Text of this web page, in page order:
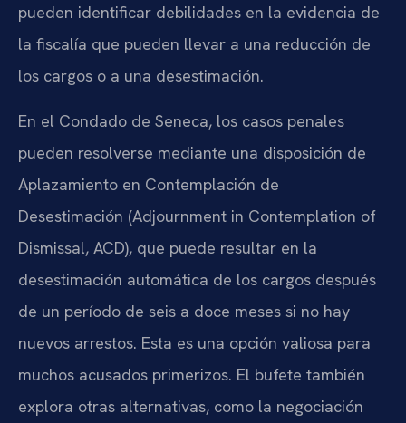
pueden identificar debilidades en la evidencia de
la fiscalía que pueden llevar a una reducción de
los cargos o a una desestimación.
En el Condado de Seneca, los casos penales
pueden resolverse mediante una disposición de
Aplazamiento en Contemplación de
Desestimación (Adjournment in Contemplation of
Dismissal, ACD), que puede resultar en la
desestimación automática de los cargos después
de un período de seis a doce meses si no hay
nuevos arrestos. Esta es una opción valiosa para
muchos acusados primerizos. El bufete también
explora otras alternativas, como la negociación